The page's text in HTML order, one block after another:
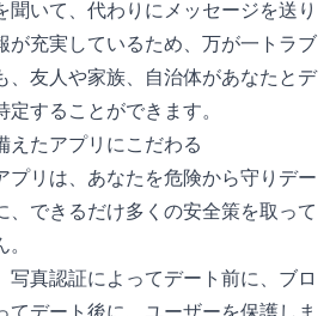
いて、代わりにメッセージを送り
が充実しているため、万が一トラブ
、友人や家族、自治体があなたとデ
することができます。
たアプリにこだわる
プリは、あなたを危険から守りデー
、できるだけ多くの安全策を取って
真認証によってデート前に、ブロ